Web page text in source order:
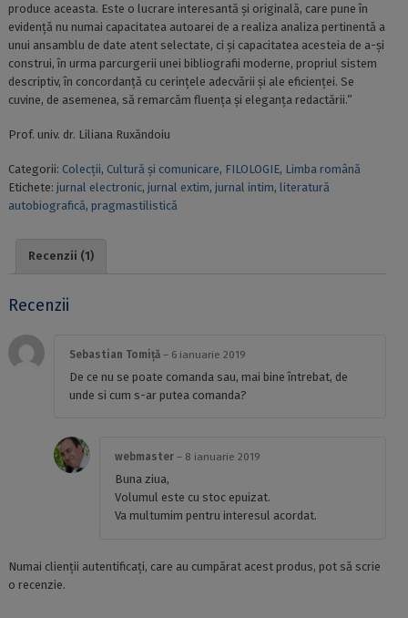
produce aceasta. Este o lucrare interesantă și originală, care pune în
evidență nu numai capacitatea autoarei de a realiza analiza pertinentă a
unui ansamblu de date atent selectate, ci și capacitatea acesteia de a-și
construi, în urma parcurgerii unei bibliografii moderne, propriul sistem
descriptiv, în concordanță cu cerințele adecvării și ale eficienței. Se
cuvine, de asemenea, să remarcăm fluența și eleganța redactării.”
Prof. univ. dr. Liliana Ruxăndoiu
Categorii: Colecții, Cultură şi comunicare, FILOLOGIE, Limba română
Etichete: jurnal electronic, jurnal extim, jurnal intim, literatură
autobiografică, pragmastilistică
Recenzii (1)
Recenzii
Sebastian Tomiță – 6 ianuarie 2019
De ce nu se poate comanda sau, mai bine întrebat, de
unde si cum s-ar putea comanda?
webmaster – 8 ianuarie 2019
Buna ziua,
Volumul este cu stoc epuizat.
Va multumim pentru interesul acordat.
Numai clienții autentificați, care au cumpărat acest produs, pot să scrie
o recenzie.